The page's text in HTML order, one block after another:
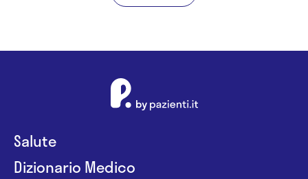
Salute
Dizionario Medico